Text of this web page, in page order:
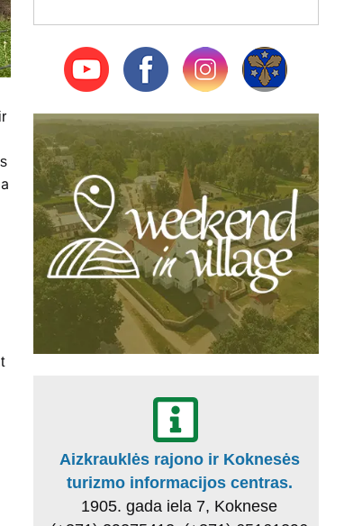
Aizkrauklės rajono ir Koknesės
turizmo informacijos centras.
1905. gada iela 7, Koknese